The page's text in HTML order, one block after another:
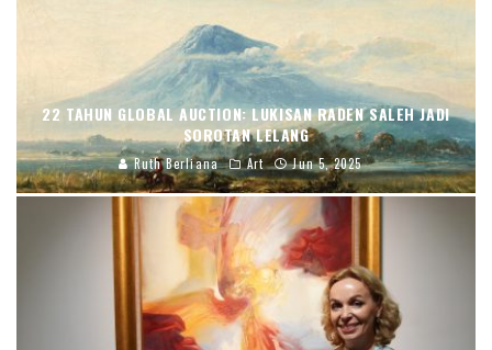
22 TAHUN GLOBAL AUCTION: LUKISAN RADEN SALEH JADI
SOROTAN LELANG
Ruth Berliana Art Jun 5, 2025